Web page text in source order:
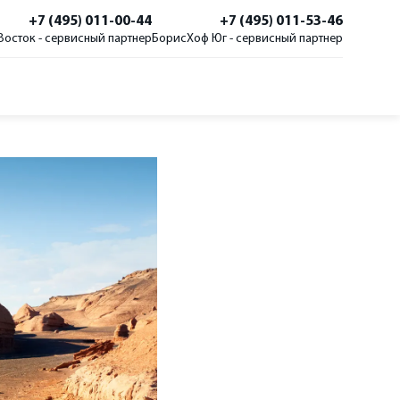
+7 (495) 011-00-44
- сервисный партнер
+7 (495) 011-53-46
БорисХоф Юг - сервисный партнер